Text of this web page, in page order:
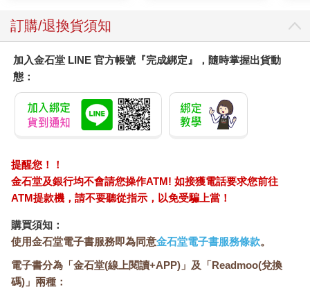
經濟背景較高的白人與男性。我們正在失去許多對STEM感興趣
的人，但在邊緣化群體中，損失更為明顯——這是一種非常不公
平的情況。
就連談百分比也會讓這聽起來好像我們生活在一個零和的世界，
彷彿一個人即將踏進STEM專業就代表另一個人沒有進入。與這
種看法相反的是，隨著我們越來越依賴STEM，世界也會需要越
來越多具備數學技能的人。總統科學科技顧問會議（President’s
Council of Advisors on Science and Technology）在2012年的報
STEM領域的傑出地位，未來十年本身需要培養的STEM畢業生，
必須比目前預計的再多100萬人。這甚至沒有強調大家早就知道的
事：當天分受到忽視，當我們不培養那些可發現有益眾人的事物
的人，我們都會蒙受損失。一個社會裡的人如果沒有充分發揮潛
力，這個社會就不會圓滿幸福。
為了矯正不公不義之事，我們就必須談論可能把人隔開的難題，
數學上被邊緣化的其他相關方式。這種對話可能會引發複雜的情
緒。我們必須能夠更自在地談論麻煩的話題，傾聽彼此的經歷，
訂購/退換貨須知
加入金石堂 LINE 官方帳號『完成綁定』，隨時掌握出貨動
態：
提醒您！！
金石堂及銀行均不會請您操作ATM! 如接獲電話要求您前往
ATM提款機，請不要聽從指示，以免受騙上當！
購買須知：
使用金石堂電子書服務即為同意金石堂電子書服務條款。
電子書分為「金石堂(線上閱讀+APP)」及「Readmoo(兌換
碼)」兩種：